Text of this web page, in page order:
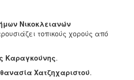
Νικοκλειανών
τοπικούς χορούς από
Καραγκούνης.
Χατζηχαριστού.